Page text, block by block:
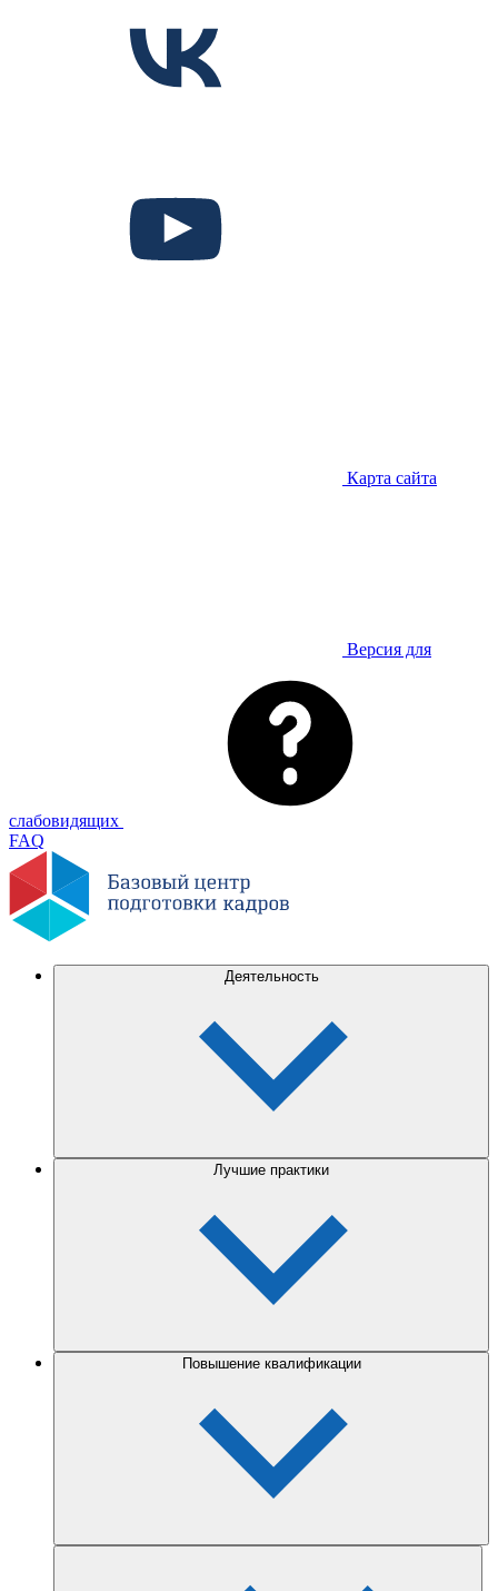
Карта сайта
Версия для
слабовидящих
FAQ
Деятельность
Лучшие практики
Повышение квалификации